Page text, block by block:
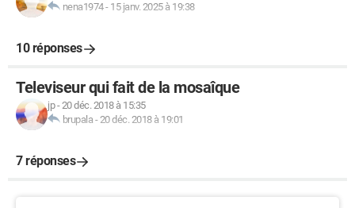
nena1974- 15 janv. 2025 à 19:38
10 réponses
Televiseur qui fait de la mosaîque
jp-20 déc. 2018 à 15:35
brupala -20 déc. 2018 à 19:01
7 réponses